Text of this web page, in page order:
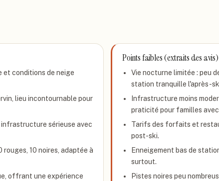
et conditions de neige
lieu incontournable pour
sérieuse avec
rouges, 10 noires, adaptée à
offrant une expérience
Points faibles (extraits des avis)
Vie nocturne limitée : peu
station tranquille l'après-
Infrastructure moins
praticité pour familles
Tarifs des forfaits et
post-ski.
Enneigement bas de
surtout.
Pistes noires peu